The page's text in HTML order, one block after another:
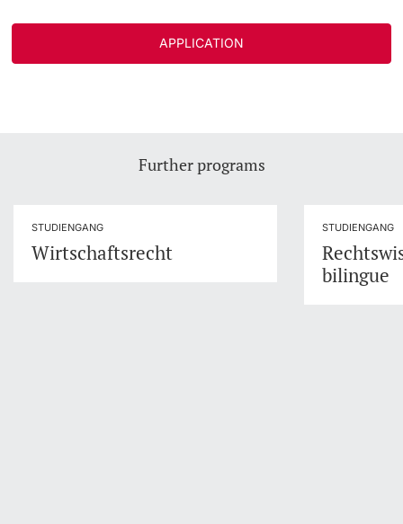
APPLICATION
Further programs
STUDIENGANG
Wirtschaftsrecht
STUDIENGANG
bilingue